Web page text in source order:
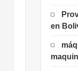
en